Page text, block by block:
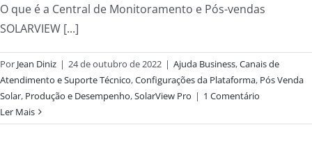
O que é a Central de Monitoramento e Pós-vendas
SOLARVIEW [...]
Por Jean Diniz | 24 de outubro de 2022 | Ajuda Business,Canais de
Atendimento e Suporte Técnico,Configurações da Plataforma, Pós Venda
Solar, Produção e Desempenho,SolarView Pro | 1 Comentário
Ler Mais